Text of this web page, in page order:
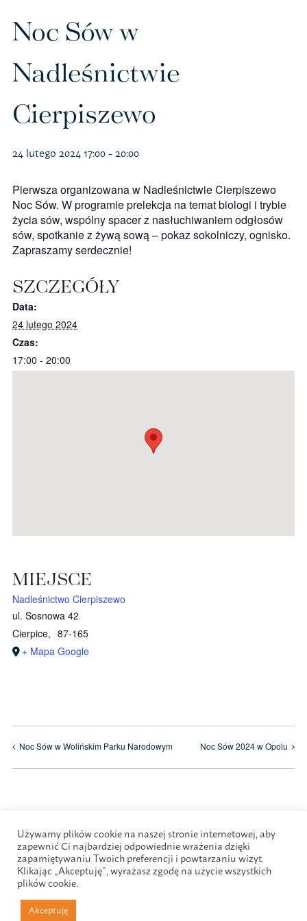
Sklep na ptak
Koszulki
Kubki
Budki i karmniki
Noc Sów w
Nadleśnictwie
Cierpiszewo
24 lutego 2024 17:00 - 20:00
Pierwsza organizowana w Nadleśnictwie Cierpiszewo
Noc Sów. W programie prelekcja na temat biologi i trybie
życia sów, wspólny spacer z nasłuchiwaniem odgłosów
sów, spotkanie z żywą sową – pokaz sokolniczy, ognisko.
Zapraszamy serdecznie!
SZCZEGÓŁY
Data:
24 lutego 2024
Czas:
17:00 - 20:00
MIEJSCE
Nadleśnictwo Cierpiszewo
ul. Sosnowa 42
Cierpice, 87-165
+ Mapa Google
Noc Sów w Wolińskim Parku Narodowym Noc Sów 2024 w Opolu
Używamy plików cookie na naszej stronie internetowej, aby
zapewnić Ci najbardziej odpowiednie wrażenia dzięki
zapamiętywaniu Twoich preferencji i powtarzaniu wizyt.
Klikając „Akceptuję”, wyrażasz zgodę na użycie wszystkich
plików cookie.
Akceptuję